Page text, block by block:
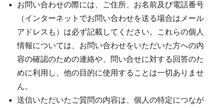
お問い合わせの際には、ご住所、お名前及び電話番号
（インターネットでお問い合わせを送る場合はメール
アドレスも）は必ず記載してください。これらの個人
情報については、お問い合わせをいただいた方への内
容の確認のための連絡や、問い合せに対する回答のた
めに利用し、他の目的に使用することは一切ありませ
ん。
送信いただいたご質問の内容は、個人の特定につなが